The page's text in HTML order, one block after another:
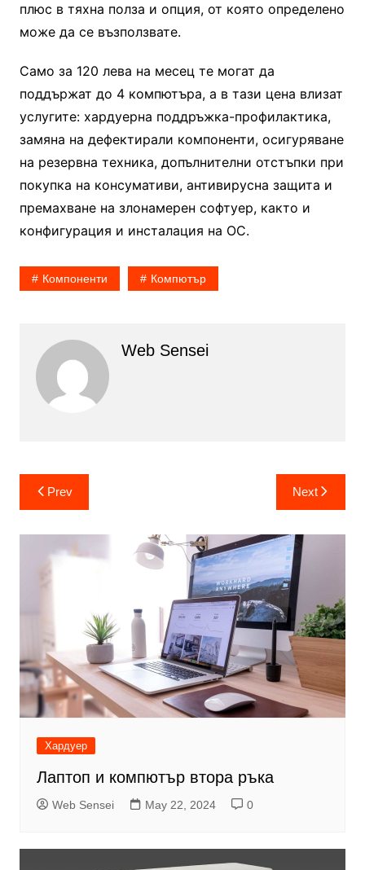
плюс в тяхна полза и опция, от която определено
може да се възползвате.
Само за 120 лева на месец те могат да
поддържат до 4 компютъра, а в тази цена влизат
услугите: хардуерна поддръжка-профилактика,
замяна на дефектирали компоненти, осигуряване
на резервна техника, допълнителни отстъпки при
покупка на консумативи, антивирусна защита и
премахване на злонамерен софтуер, както и
конфигурация и инсталация на ОС.
Компоненти Компютър
Web Sensei
Post
navigation
Prev Next
Хардуер
Лаптоп и компютър втора ръка
Web Sensei May 22, 2024 0